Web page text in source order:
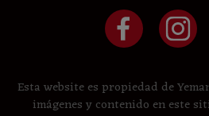
Esta website es propiedad de
imágenes y contenido en este